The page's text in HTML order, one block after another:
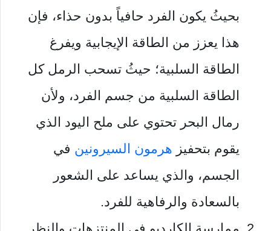
بحيثُ يكون الفرد حافياً بدون حذاء، فإن
هذا يعزز من الطاقة الإيجابية ويفرغ
الطاقة السلبية؛ حيثُ تسحب الرمل كل
الطاقة السلبية من جسم الفرد، ولأن
رمال البحر تحتوي على ملح اليود الذي
يقوم بتحفيز هرمون السيرونين في
الجسم، والذي يساعد على الشعور
بالسعادة والرفاهية للفرد.